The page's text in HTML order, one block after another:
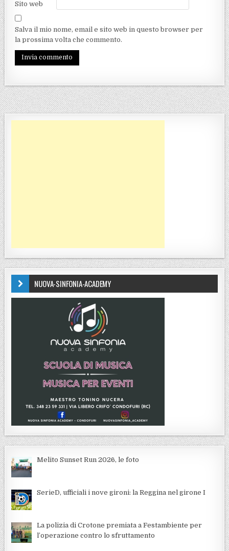
Sito web
Salva il mio nome, email e sito web in questo browser per
la prossima volta che commento.
NUOVA-SINFONIA-ACADEMY
Melito Sunset Run 2026, le foto
SerieD, ufficiali i nove gironi: la Reggina nel girone I
La polizia di Crotone premiata a Festambiente per
l’operazione contro lo sfruttamento